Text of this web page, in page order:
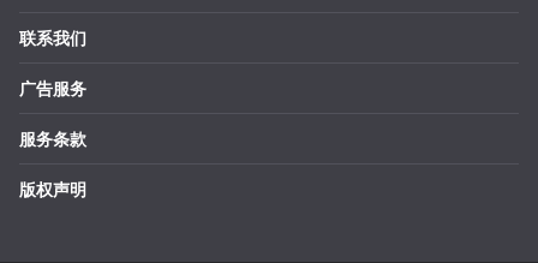
联系我们
广告服务
服务条款
版权声明